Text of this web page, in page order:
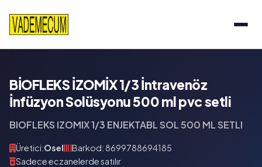
BİOFLEKS İZOMİX 1/3 İntravenöz
İnfüzyon Solüsyonu 500 ml pvc setli
BIOFLEKS IZOMIX 1/3 ENJEKTABL SOL 500 ML SETLI
Üretici:Osel
Barkod: 8699788694185
Sadece eczanelerde satılır